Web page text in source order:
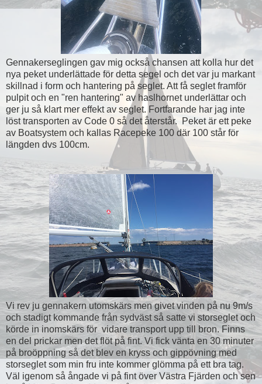
Gennakerseglingen gav mig också chansen att kolla hur det
nya peket underlättade för detta segel och det var ju markant
skillnad i form och hantering på seglet. Att få seglet framför
pulpit och en "ren hantering" av haslhornet underlättar och
ger ju så klart mer effekt av seglet. Fortfarande har jag inte
löst transporten av Code 0 så det återstår. Peket är ett peke
av Boatsystem och kallas Racepeke 100 där 100 står för
längden dvs 100cm.
Vi rev ju gennakern utomskärs men givet vinden på nu 9m/s
och stadigt kommande från sydväst så satte vi storseglet och
körde in inomskärs för vidare transport upp till bron. Finns
en del prickar men det flöt på fint. Vi fick vänta en 30 minuter
på broöppning så det blev en kryss och gippövning med
storseglet som min fru inte kommer glömma på ett bra tag.
Väl igenom så ångade vi på fint över Västra Fjärden och sen